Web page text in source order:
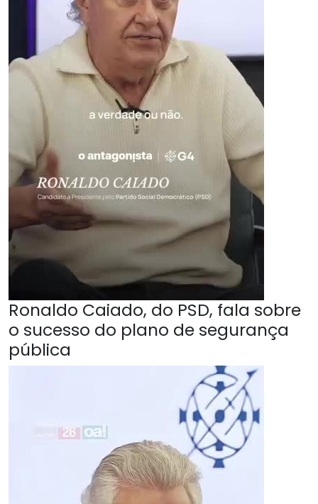
Ronaldo Caiado, do PSD, fala sobre
o sucesso do plano de segurança
pública